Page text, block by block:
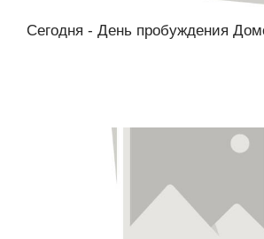
Сегодня - День пробуждения